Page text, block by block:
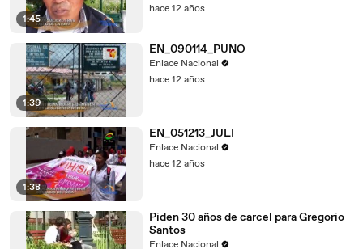
1:45
hace 12 años
1:39
EN_090114_PUNO
Enlace Nacional
hace 12 años
1:38
EN_051213_JULI
Enlace Nacional
hace 12 años
Piden 30 años de carcel para Gregorio
Santos
Enlace Nacional